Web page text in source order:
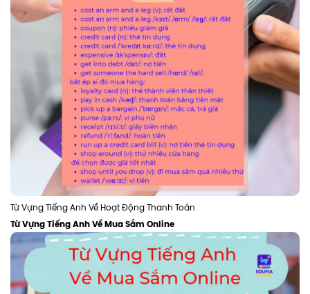
Từ Vựng Tiếng Anh Về Hoạt Động Thanh Toán
Từ Vựng Tiếng Anh Về Mua Sắm Online